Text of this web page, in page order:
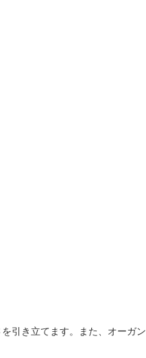
引き立てます。また、オーガン